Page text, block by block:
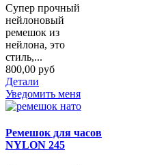
Супер прочный
нейлоновый
ремешок из
нейлона, это
стиль,...
800,00 руб
Детали
Уведомить меня
Ремешок для часов
NYLON 245